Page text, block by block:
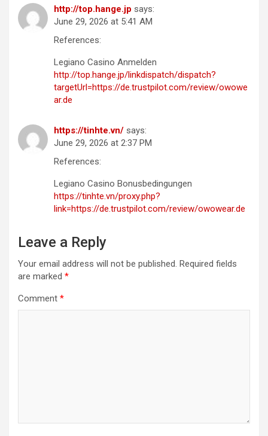
http://top.hange.jp says:
June 29, 2026 at 5:41 AM
References:
Legiano Casino Anmelden
http://top.hange.jp/linkdispatch/dispatch?
targetUrl=https://de.trustpilot.com/review/owowe
ar.de
https://tinhte.vn/ says:
June 29, 2026 at 2:37 PM
References:
Legiano Casino Bonusbedingungen
https://tinhte.vn/proxy.php?
link=https://de.trustpilot.com/review/owowear.de
Leave a Reply
Your email address will not be published. Required fields
are marked *
Comment *